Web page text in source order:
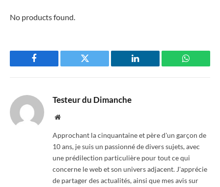
No products found.
Facebook Twitter LinkedIn
Testeur du Dimanche
Website
Approchant la cinquantaine et père d'un garçon de
10 ans, je suis un passionné de divers sujets, avec
une prédilection particulière pour tout ce qui
concerne le web et son univers adjacent. J'apprécie
de partager des actualités, ainsi que mes avis sur